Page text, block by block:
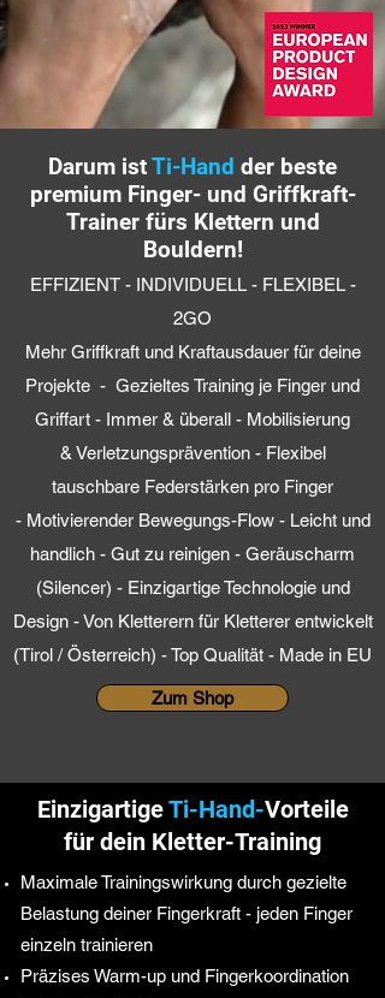
Darum istTi-Hand der beste
premium Finger- und Griffkraft-
Trainer fürs Klettern und
Bouldern!
EFFIZIENT - INDIVIDUELL - FLEXIBEL -
2GO
Mehr Griffkraft und Kraftausdauer für deine
Projekte - Gezieltes Training je Finger und
Griffart - Immer & überall - Mobilisierung
& Verletzungsprävention - Flexibel
tauschbare Federstärken pro Finger
- Motivierender Bewegungs-Flow - Leicht und
handlich - Gut zu reinigen - Geräuscharm
(Silencer) - Einzigartige Technologie und
Design - Von Kletterern für Kletterer entwickelt
(Tirol / Österreich) - Top Qualität - Made in EU
Zum Shop
EinzigartigeTi-Hand-Vorteile
für dein Kletter-Training
Maximale Trainingswirkung durch gezielte
Belastung deiner Fingerkraft - jeden Finger
einzeln trainieren
Präzises Warm-up und Fingerkoordination